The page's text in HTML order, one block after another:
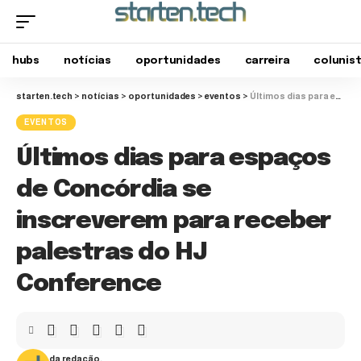
hubs notícias oportunidades carreira
starten.tech > notícias > oportunidades > eventos > Últimos dias para espaços de Concórdia se inscreverem para receber palestras do HJ Conference
EVENTOS
Últimos dias para espaços
de Concórdia se
inscreverem para receber
palestras do HJ
Conference
da redação.